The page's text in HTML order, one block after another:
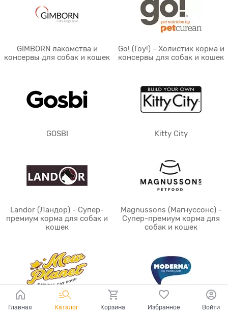
GIMBORN лакомства и
консервы для собак и кошек
Go! (Гоу!) - Холистик корма и
консервы для собак и кошек
GOSBI Kitty City
Landor (Ландор) - Супер-
премиум корма для собак и
кошек
Magnussons (Магнуссонс) -
Супер-премиум корма для
собак и кошек
MEW PLANET
Moderna - аксессуары для
собак и кошек
Главная Каталог Корзина Избранное Войти